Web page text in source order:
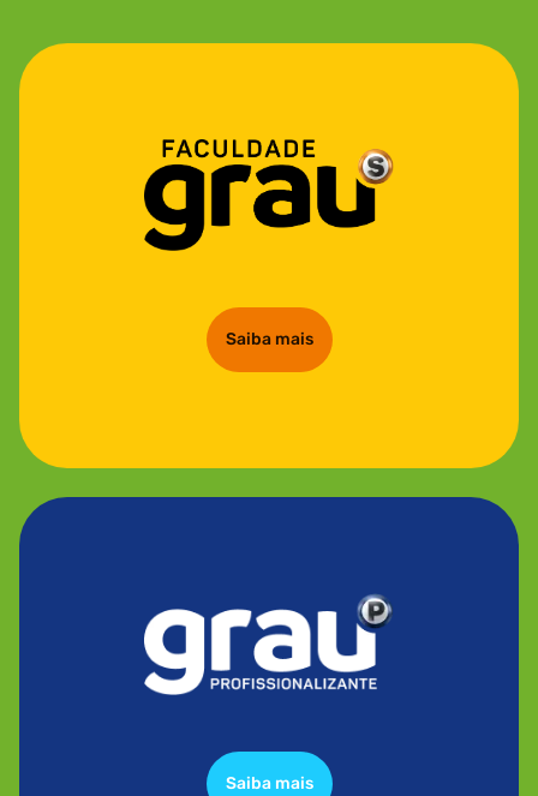
Saiba mais
Saiba mais